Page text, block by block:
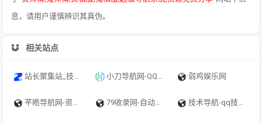
息，请用户谨慎辨识其真伪。
相关站点
站长聚集站_技术导航、在线工具、电台收听、API接口、在线壁纸、公众号、小程序、小游戏、软件应用等，打造网站交流和展示平台 - 一站式资源平台 小刀导航网-QQ技术导航,学习技术和找AI资源网从小刀导航网开始！ 弱鸡娱乐网
芊皓导航网-资源网址导航，汇集各大资源网，全网优质教程技术网，搜集资源就从这里开始 79收录网-自动秒收录_技术导航_软文投稿_免费外链_免费收录网站 技术导航-qq技术导航_学习技术 从这里开始